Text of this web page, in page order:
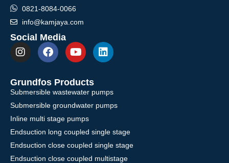
0821-8084-0066
info@kamjaya.com
Social Media
Grundfos Products
Submersible wastewater pumps
Submersible groundwater pumps
Inline multi stage pumps
Endsuction long coupled single stage
Endsuction close coupled single stage
Endsuction close coupled multistage